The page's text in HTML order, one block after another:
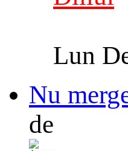
Lun
Nu
de